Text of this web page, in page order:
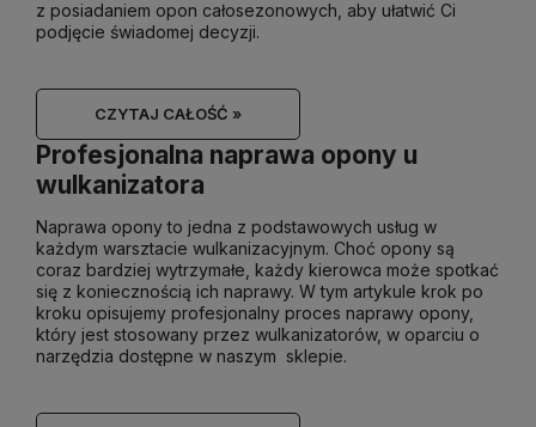
z posiadaniem opon całosezonowych, aby ułatwić Ci
podjęcie świadomej decyzji.
CZYTAJ CAŁOŚĆ »
Profesjonalna naprawa opony u
wulkanizatora
Naprawa opony to jedna z podstawowych usług w
każdym warsztacie wulkanizacyjnym. Choć opony są
coraz bardziej wytrzymałe, każdy kierowca może spotkać
się z koniecznością ich naprawy. W tym artykule krok po
kroku opisujemy profesjonalny proces naprawy opony,
który jest stosowany przez wulkanizatorów, w oparciu o
narzędzia dostępne w naszym sklepie.